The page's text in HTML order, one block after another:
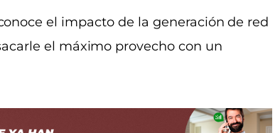
el impacto de la generación de red
el máximo provecho con un